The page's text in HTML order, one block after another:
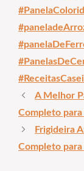
A Melhor
Completo
Frigideira
Completo